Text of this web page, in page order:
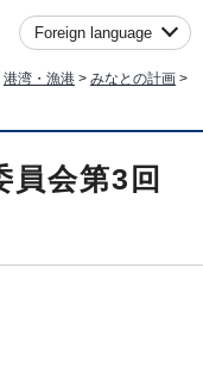
Foreign language
港湾・漁港 > みなとの計画 >
員会第3回